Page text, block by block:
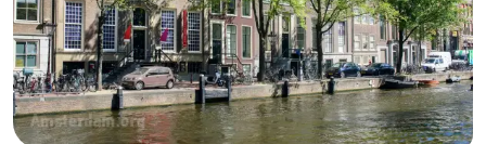
Noord-
Holland
-
Zuid-
Holland
Praktisch
Forum